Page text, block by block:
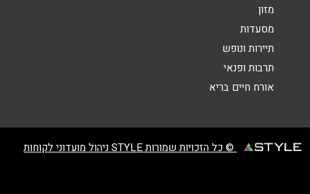
מזון
מסעדות
תיירות ונופש
תרבות ופנאי
אורח חיים בריא
© כל הזכויות שמורות STYLE ניהול מועדוני לקוחות